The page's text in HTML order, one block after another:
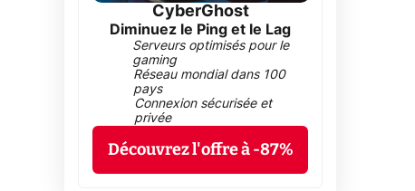
CyberGhost
Diminuez le Ping et le Lag
Serveurs optimisés pour le
gaming
Réseau mondial dans 100
pays
Connexion sécurisée et
privée
Découvrez l'offre à -87%